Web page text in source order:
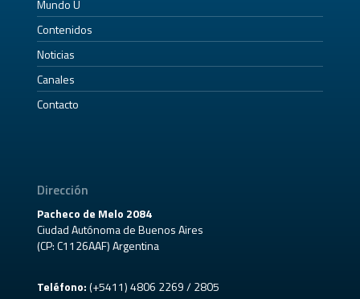
Mundo U
Contenidos
Noticias
Canales
Contacto
Dirección
Pacheco de Melo 2084
Ciudad Autónoma de Buenos Aires
(CP: C1126AAF) Argentina
Teléfono:(+5411) 4806 2269 / 2805